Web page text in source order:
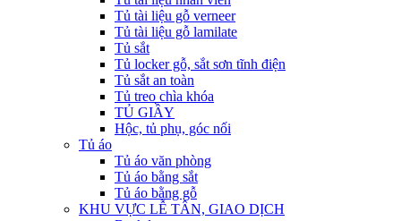
Tủ tài liệu gỗ verneer
Tủ tài liệu gỗ lamilate
Tủ sắt
Tủ locker gỗ, sắt sơn tĩnh điện
Tủ sắt an toàn
Tủ treo chìa khóa
TỦ GIẦY
Hộc, tủ phụ, góc nối
Tủ áo
Tủ áo văn phòng
Tủ áo bằng sắt
Tủ áo bằng gỗ
KHU VỰC LỄ TÂN, GIAO DỊCH